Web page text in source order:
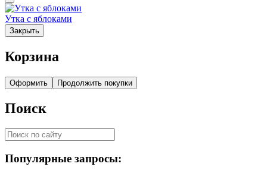
Утка с яблоками
Закрыть
Корзина
Оформить Продолжить покупки
Поиск
Популярные запросы: